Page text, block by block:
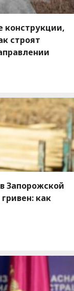
конструкции,
строят
Запорожской
как